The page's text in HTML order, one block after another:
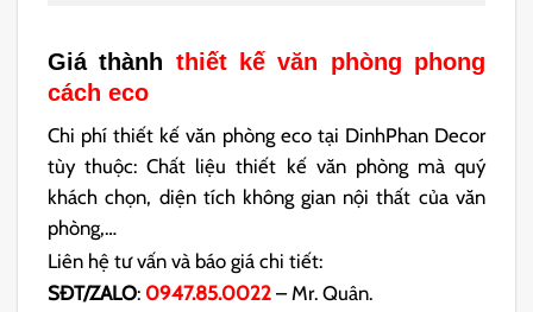
Giá thành thiết kế văn phòng phong
cách eco
Chi phí thiết kế văn phòng eco tại DinhPhan Decor
tùy thuộc: Chất liệu thiết kế văn phòng mà quý
khách chọn, diện tích không gian nội thất của văn
phòng,…
Liên hệ tư vấn và báo giá chi tiết:
SĐT/ZALO: 0947.85.0022 – Mr. Quân.